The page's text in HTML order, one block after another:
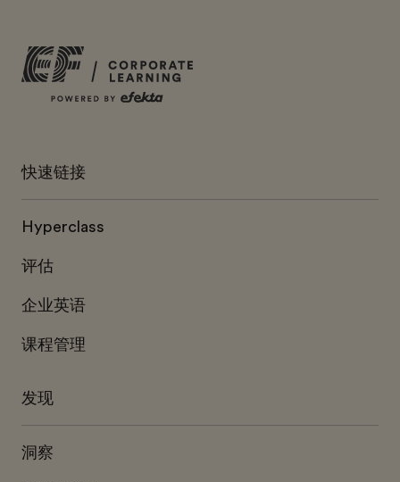
快速链接
Hyperclass
评估
企业英语
课程管理
发现
洞察